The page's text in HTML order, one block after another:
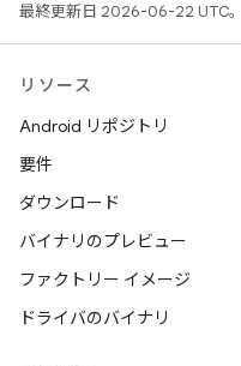
最終更新日 2026-06-22 UTC。
リソース
Android リポジトリ
要件
ダウンロード
バイナリのプレビュー
ファクトリー イメージ
ドライバのバイナリ